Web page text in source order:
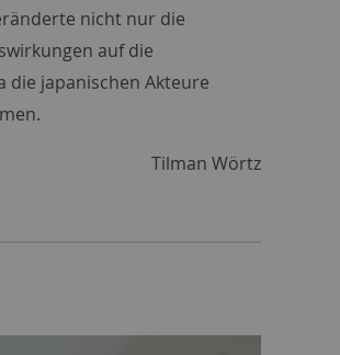
nicht nur die
auf die
die japanischen Akteure
Tilman Wörtz